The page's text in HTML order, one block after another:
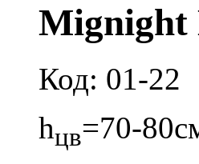
Mignight
Код: 01-22
hцв=70-